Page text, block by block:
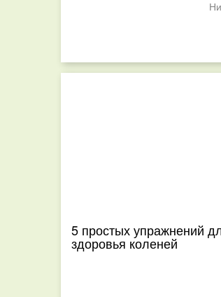
5 простых упражнений
здоровья коленей